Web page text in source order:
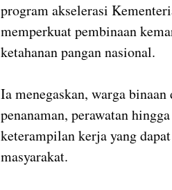
program akselerasi
memperkuat pembinaan
ketahanan pangan nasional.
Ia menegaskan, warga
penanaman, perawatan
keterampilan kerja yang
masyarakat.